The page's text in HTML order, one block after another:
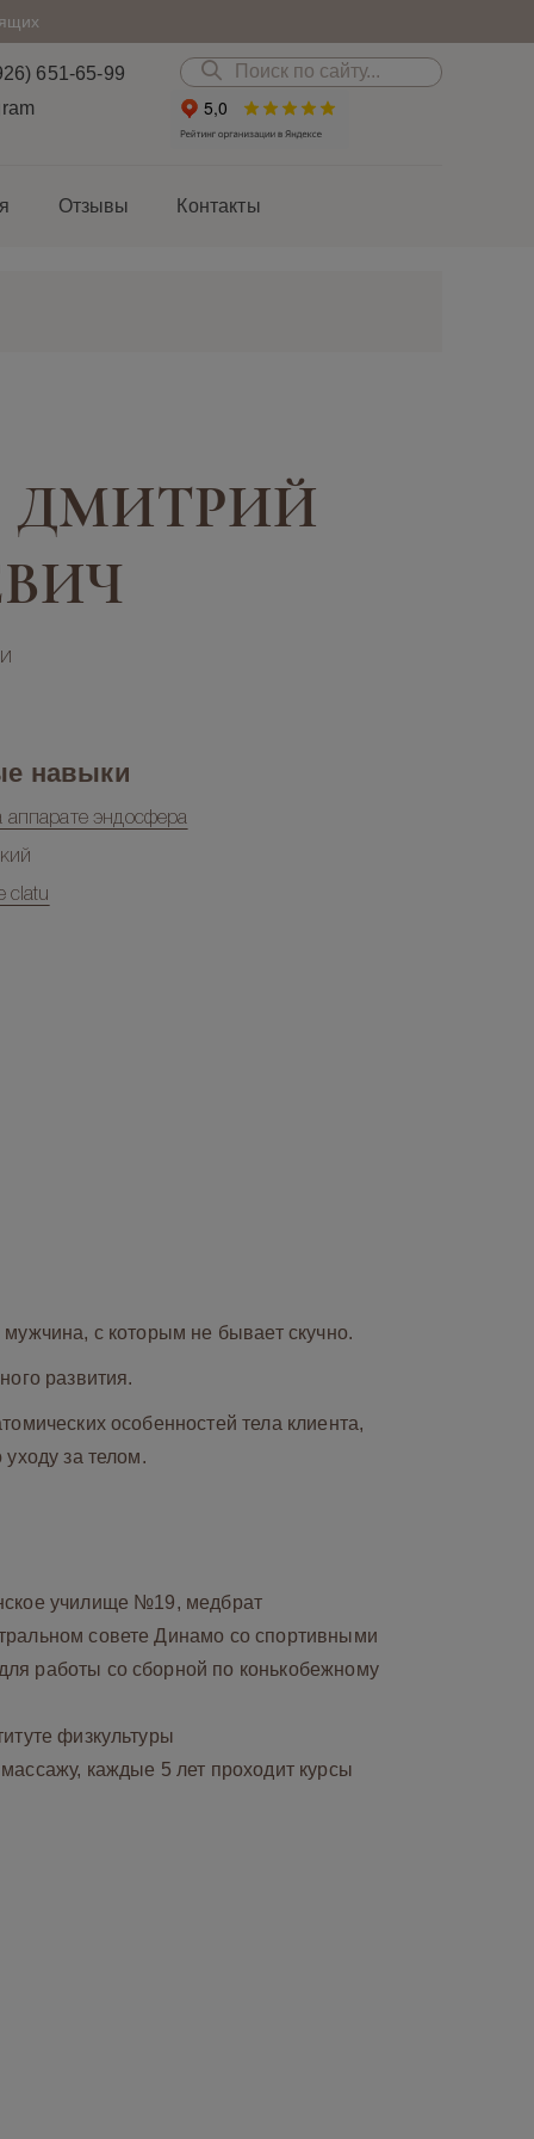
651-65-99
Отзывы Контакты
ДМИТРИЙ
навыки
эндосфера
clatu
с которым не бывает скучно.
развития.
особенностей тела клиента,
за телом.
училище №19, медбрат
совете Динамо со спортивными
работы со сборной по конькобежному
физкультуры
каждые 5 лет проходит курсы